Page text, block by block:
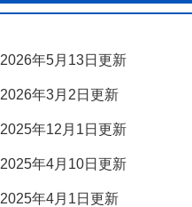
2026年5月13日更新
2026年3月2日更新
2025年12月1日更新
2025年4月10日更新
2025年4月1日更新